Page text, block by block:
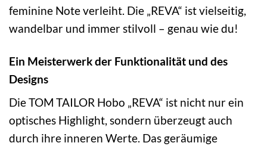
feminine Note verleiht. Die „REVA“ ist vielseitig,
wandelbar und immer stilvoll – genau wie du!
Ein Meisterwerk der Funktionalität und des
Designs
Die TOM TAILOR Hobo „REVA“ ist nicht nur ein
optisches Highlight, sondern überzeugt auch
durch ihre inneren Werte. Das geräumige